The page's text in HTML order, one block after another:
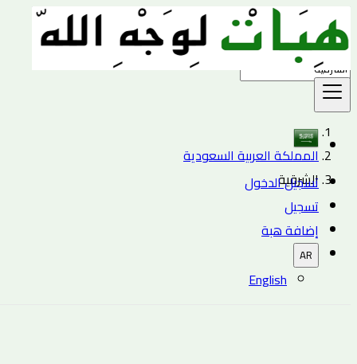
تسجيل الدخول
تسجيل
إضافة هبة
AR
English
بحث
المملكة العربية السعودية
الشرقية